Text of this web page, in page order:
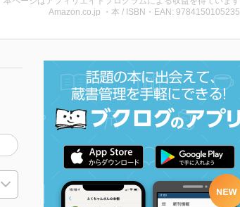
Amazon.co.jp ・本 / ISBN・EAN: 9784150105235